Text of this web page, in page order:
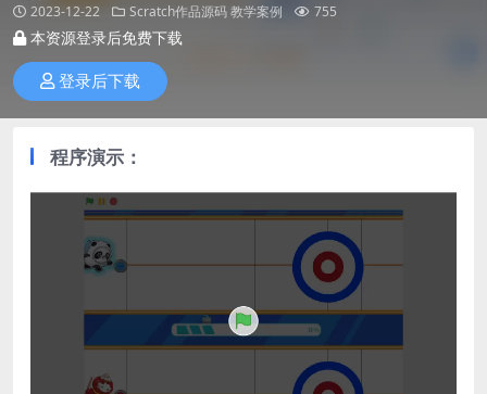
2023-12-22 Scratch作品源码教学案例 755
本资源登录后免费下载
登录后下载
程序演示：